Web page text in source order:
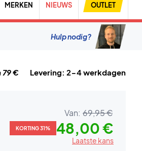
MERKEN NIEUWS OUTLET
Hulp nodig?
79 € Levering: 2-4 werkdagen
Van: 69,95 €
KORTING 31% 48,00 €
Laatste kans